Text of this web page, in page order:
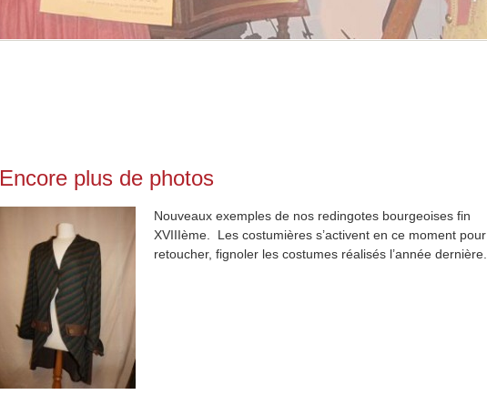
Encore plus de photos
Nouveaux exemples de nos redingotes bourgeoises fin
XVIIIème. Les costumières s’activent en ce moment pour
retoucher, fignoler les costumes réalisés l’année dernière.